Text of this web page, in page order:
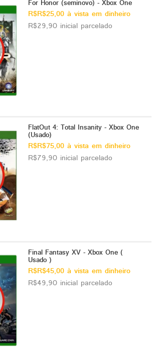
For Honor (seminovo) - Xbox One
R$R$25,00 à vista em dinheiro
R$29,90 inicial parcelado
FlatOut 4: Total Insanity - Xbox One
(Usado)
R$R$75,00 à vista em dinheiro
R$79,90 inicial parcelado
Final Fantasy XV - Xbox One (
Usado )
R$R$45,00 à vista em dinheiro
R$49,90 inicial parcelado